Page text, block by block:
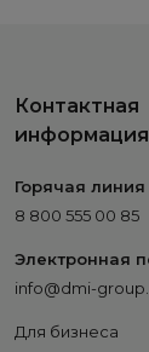
Контактная
информация
Горячая линия
8 800 555 00 85
Электронная
info@dmi-
Для бизнеса